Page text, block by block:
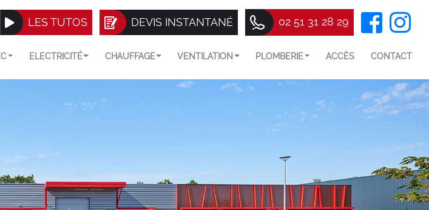
LES TUTOS DEVIS INSTANTANÉ 02 51 31 28 29
ELECTRICITÉ CHAUFFAGE VENTILATION PLOMBERIE ACCÈS CONTACT